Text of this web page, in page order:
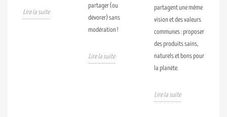
Lire la suite
partager (ou
dévorer) sans
modération !
Lire la suite
partagent une même
vision et des valeurs
communes : proposer
des produits sains,
naturels et bons pour
la planète.
Lire la suite